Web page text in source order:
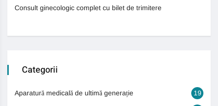
Consult ginecologic complet cu bilet de trimitere
Categorii
Aparatură medicală de ultimă generație 19